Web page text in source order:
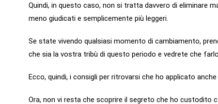
Quindi, in questo caso, non si tratta davvero di eliminare
meno giudicati e semplicemente più leggeri.
Se state vivendo qualsiasi momento di cambiamento,
che sia la vostra tribù di questo periodo e vedrete che
Ecco, quindi, i consigli per ritrovarsi che ho applicato
Ora, non vi resta che scoprire il segreto che ho custodito